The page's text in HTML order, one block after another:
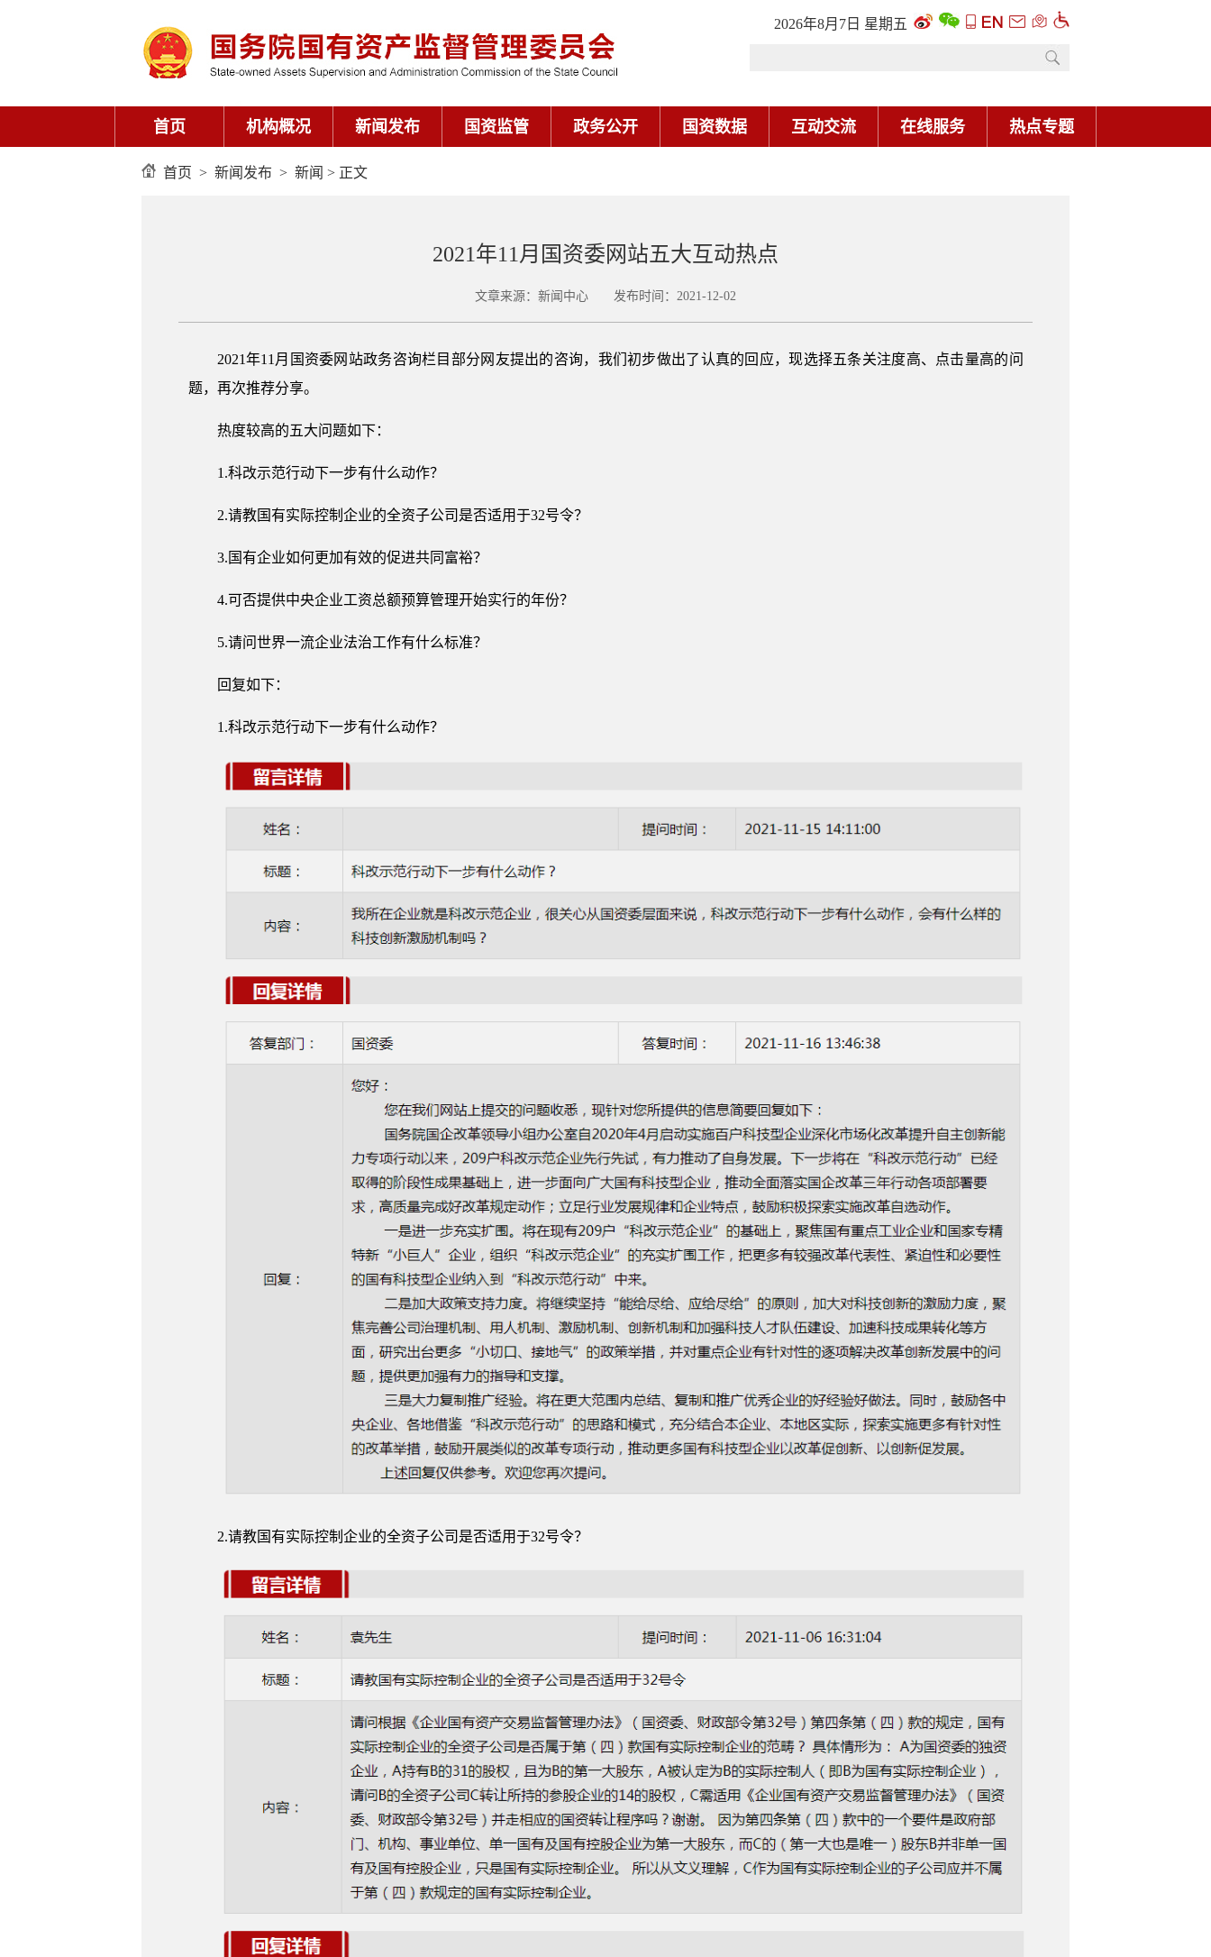
2026年8月7日 星期五
首页 机构概况 新闻发布 国资监管 政务公开 国资数据 互动交流 在线服务 热点专题
首页 > 新闻发布 > 新闻 > 正文
2021年11月国资委网站五大互动热点
文章来源：新闻中心 发布时间：2021-12-02
2021年11月国资委网站政务咨询栏目部分网友提出的咨询，我们初步做出了认真的回应，现选择五条关注度高、点击量高的问
题，再次推荐分享。
热度较高的五大问题如下：
1.科改示范行动下一步有什么动作？
2.请教国有实际控制企业的全资子公司是否适用于32号令？
3.国有企业如何更加有效的促进共同富裕？
4.可否提供中央企业工资总额预算管理开始实行的年份？
5.请问世界一流企业法治工作有什么标准？
回复如下：
1.科改示范行动下一步有什么动作？
2.请教国有实际控制企业的全资子公司是否适用于32号令？